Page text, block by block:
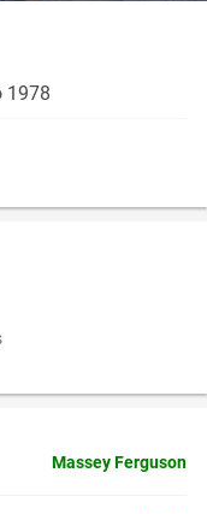
1978
Massey Ferguson